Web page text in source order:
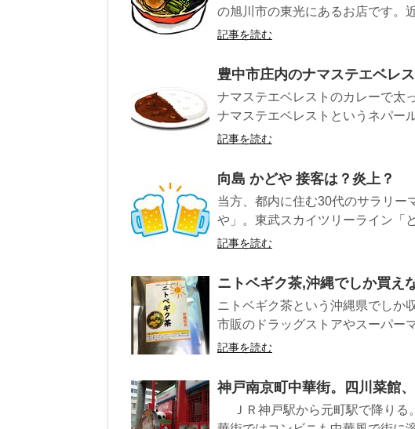
の旭川市の東光にあるお店です。
記事を読む
豊中市庄内のナマステエベレ
ナマステエベレストのカレーで太
ナマステエベレストというネパー
記事を読む
向島 かどや 接客は？炎上？
当方、都内に住む30代のサラリー
や」。東武スカイツリーライン「
記事を読む
ニトベギク茶,沖縄でしか買え
ニトベギク茶という沖縄県でしか
市販のドラッグストアやスーパー
記事を読む
神戸南京町中華街。四川菜館
ＪＲ神戸駅から元町駅で降りる